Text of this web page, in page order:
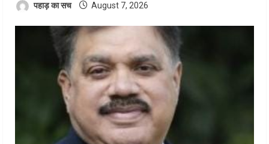
पहाड़ का सच August 7, 2026